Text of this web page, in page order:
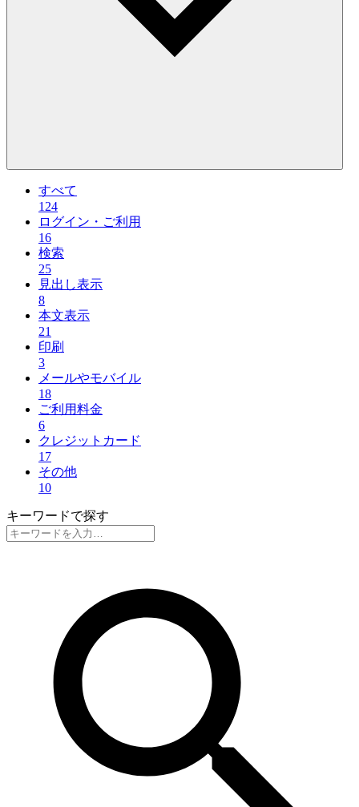
すべて
124
ログイン・ご利用
16
検索
25
見出し表示
8
本文表示
21
印刷
3
メールやモバイル
18
ご利用料金
6
クレジットカード
17
その他
10
キーワードで探す